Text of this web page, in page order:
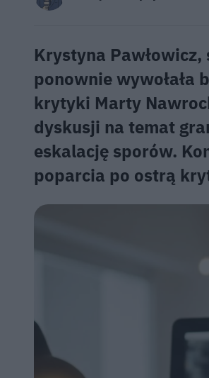
Krystyna Pawłowicz,
ponownie wywołała
krytyki Marty
dyskusji na temat
eskalację sporów.
poparcia po ostrą